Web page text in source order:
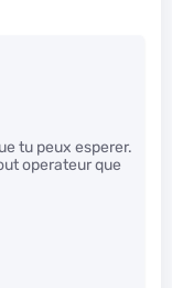
tu peux esperer.
operateur que